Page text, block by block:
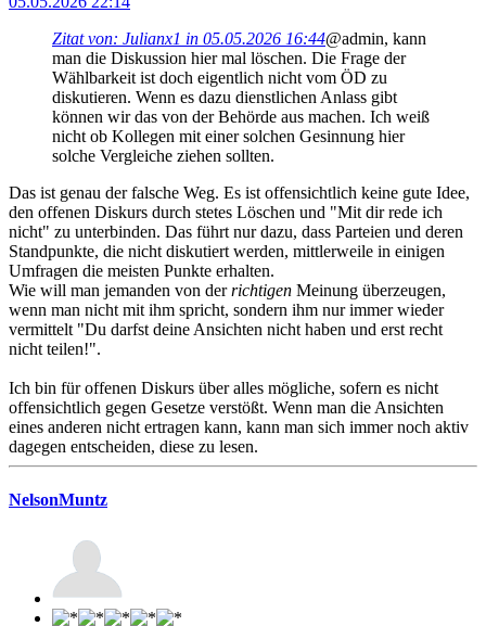
Zitat von: Julianx1 in 05.05.2026 16:44@admin, kann
man die Diskussion hier mal löschen. Die Frage der
Wählbarkeit ist doch eigentlich nicht vom ÖD zu
diskutieren. Wenn es dazu dienstlichen Anlass gibt
können wir das von der Behörde aus machen. Ich weiß
nicht ob Kollegen mit einer solchen Gesinnung hier
solche Vergleiche ziehen sollten.
Das ist genau der falsche Weg. Es ist offensichtlich keine gute Idee,
den offenen Diskurs durch stetes Löschen und "Mit dir rede ich
nicht" zu unterbinden. Das führt nur dazu, dass Parteien und deren
Standpunkte, die nicht diskutiert werden, mittlerweile in einigen
Umfragen die meisten Punkte erhalten.
Wie will man jemanden von derrichtigen Meinung überzeugen,
wenn man nicht mit ihm spricht, sondern ihm nur immer wieder
vermittelt "Du darfst deine Ansichten nicht haben und erst recht
nicht teilen!".
Ich bin für offenen Diskurs über alles mögliche, sofern es nicht
offensichtlich gegen Gesetze verstößt. Wenn man die Ansichten
eines anderen nicht ertragen kann, kann man sich immer noch aktiv
dagegen entscheiden, diese zu lesen.
NelsonMuntz